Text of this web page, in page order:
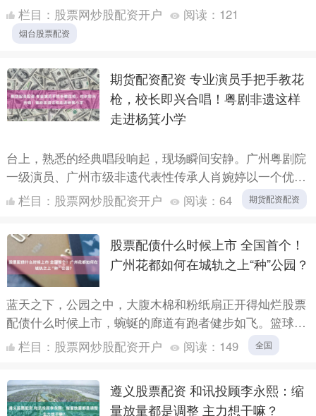
仅成功破解这一难题，更实现了原生生活垃圾“零填埋”的
历史....
栏目： 股票网炒股配资开户 阅读： 121
烟台股票配资
期货配资配资 专业演员手把手教花
枪，校长即兴合唱！粤剧非遗这样
走进杨箕小学
台上，熟悉的经典唱段响起，现场瞬间安静。广州粤剧院
一级演员、广州市级非遗代表性传承人肖婉婷以一个优雅
的身段、一句精准的解说，瞬间抓住了所有听众的心。这
堂以《帝女....
栏目： 股票网炒股配资开户 阅读： 64 期货配资配资
股票配债什么时候上市 全国首个！
广州花都如何在城轨之上“种”公园？
蓝天之下，公园之中，大腹木棉和粉纸扇正开得灿烂股票
配债什么时候上市，蜿蜒的廊道有跑者健步如飞。篮球场
中的矫健身姿，与沙池中欢快玩耍的孩童相映成趣。 上
个月，在广....
栏目： 股票网炒股配资开户 阅读： 149 全国
遵义股票配资 和讯投顾李永熙：缩
量放量都是调整 主力想干嘛？